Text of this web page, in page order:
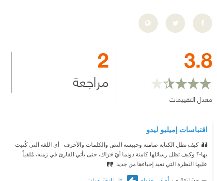
3.8
معدل التقييمات
2
مراجعة
اقتباسات إميليو ليدو
كيف تظل الكتابة صامتة وحبيسة النص والكلمات والأحرف - أي اللغة التي كُتبت
بها-؟ وكيف تظل رسائلها كامنة دونما أيّ حَرَاك، حتى يأتي القارئ في زمنه، مُلقياً
عليها النظرة التي تعيد إحياءها من جديد